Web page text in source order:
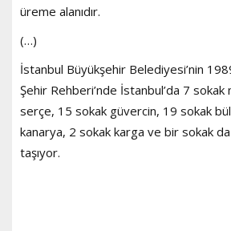
üreme alanıdır.
(…)
İstanbul Büyükşehir Belediyesi’nin 1989
Şehir Rehberi’nde İstanbul’da 7 sokak
serçe, 15 sokak güvercin, 19 sokak
kanarya, 2 sokak karga ve bir sokak
taşıyor.